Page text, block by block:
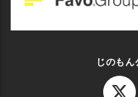
じのも